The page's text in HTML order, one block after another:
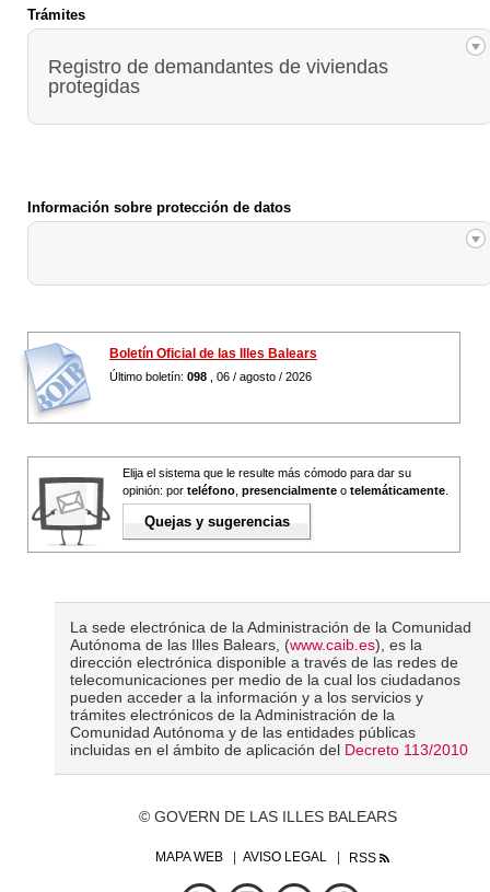
Trámites
Registro de demandantes de viviendas
protegidas
Información sobre protección de datos
Boletín Oficial de las Illes Balears
Último boletín: 098 , 06 / agosto / 2026
Elija el sistema que le resulte más cómodo para dar su
opinión: por teléfono presencialmente o telemáticamente
Quejas y sugerencias
La sede electrónica de la Administración de la Comunidad
Autónoma de las Illes Balears, (www.caib.es), es la
dirección electrónica disponible a través de las redes de
telecomunicaciones per medio de la cual los ciudadanos
pueden acceder a la información y a los servicios y
trámites electrónicos de la Administración de la
Comunidad Autónoma y de las entidades públicas
incluidas en el ámbito de aplicación del Decreto 113/2010
© GOVERN DE LAS ILLES BALEARS
MAPA WEB AVISO LEGAL RSS